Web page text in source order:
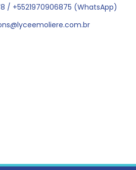
/ +5521970906875 (WhatsApp)